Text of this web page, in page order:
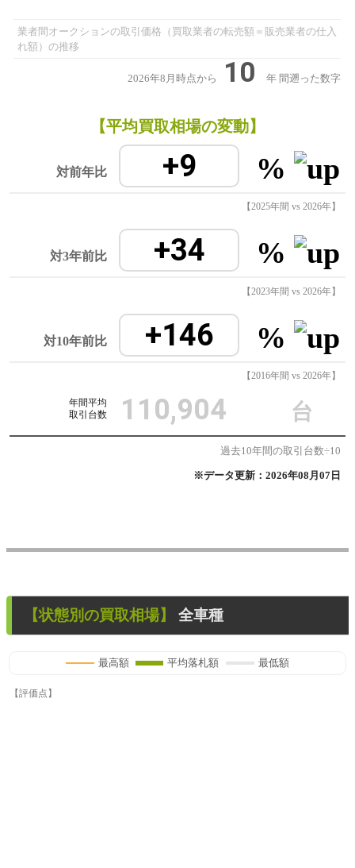
業者間オークションの取引価格（買取業者の転売額＝販売業者の仕入
れ額）の推移
2026年8月時点から 10 年 間遡った数字
【平均買取相場の変動】
対前年比 +9 %
【2025年間 vs 2026年】
対3年前比 +34 %
【2023年間 vs 2026年】
対10年前比 +146 %
【2016年間 vs 2026年】
年間平均
取引台数
110,904 台
過去10年間の取引台数÷10
※データ更新：2026年08月07日
【状態別の買取相場】 全車種
最高額 平均落札額 最低額
【評価点】